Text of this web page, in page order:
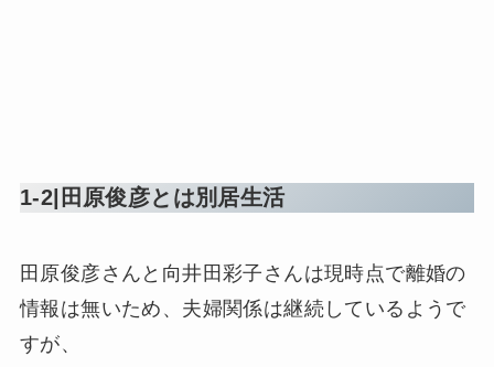
1-2|田原俊彦とは別居生活
田原俊彦さんと向井田彩子さんは現時点で離婚の
情報は無いため、夫婦関係は継続しているようで
すが、